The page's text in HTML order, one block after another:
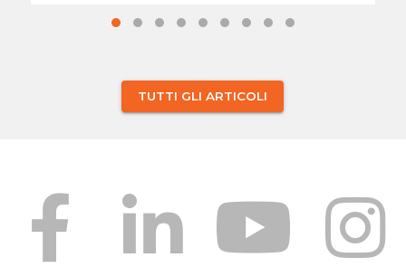
TUTTI GLI ARTICOLI